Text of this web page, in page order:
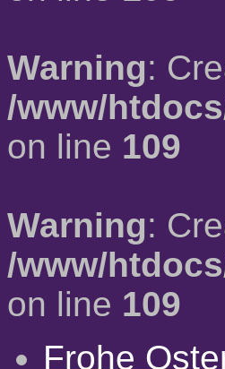
Warning:
/www/
on line 109
Warning:
/www/
on line 109
Frohe